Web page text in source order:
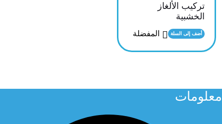
تركيب الألغاز
الخشبية
أضف إلى السلة المفضلة
معلومات